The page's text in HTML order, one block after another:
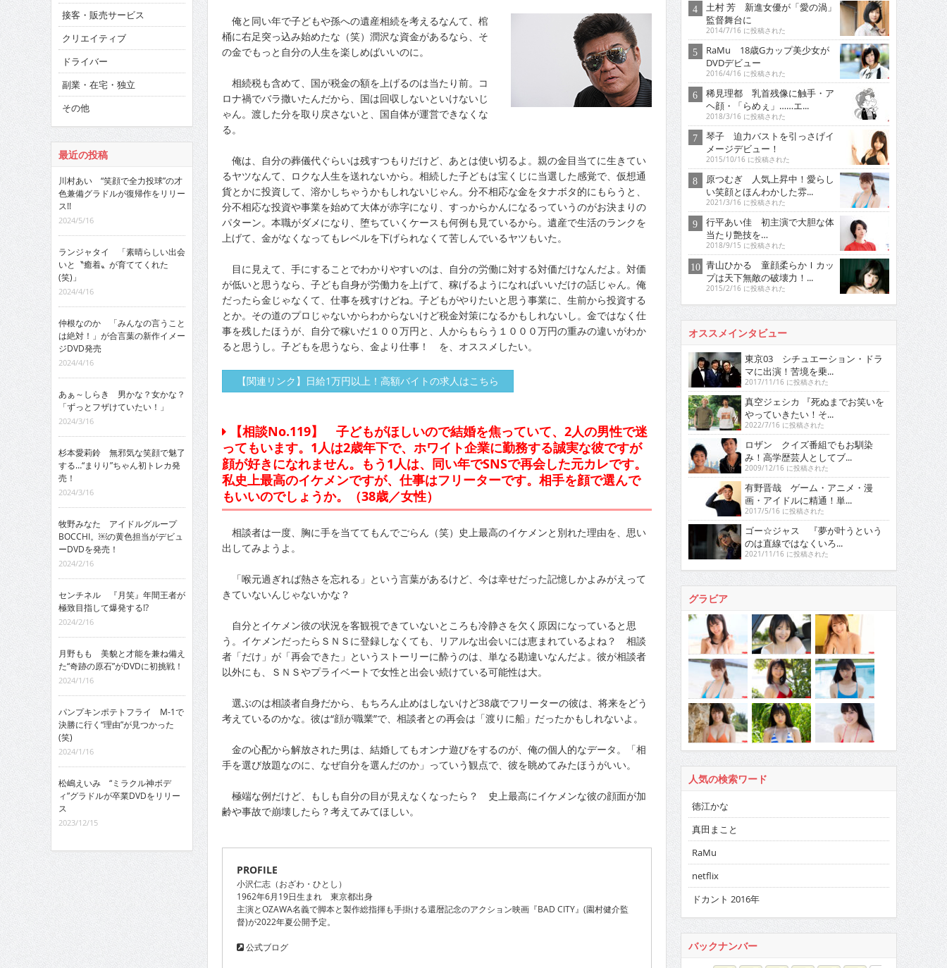
俺と同い年で子どもや孫への遺産相続を考えるなんて、棺
桶に右足突っ込み始めたな（笑）潤沢な資金があるなら、そ
の金でもっと自分の人生を楽しめばいいのに。
相続税も含めて、国が税金の額を上げるのは当たり前。コ
ロナ禍でバラ撒いたんだから、国は回収しないといけないじ
ゃん。渡した分を取り戻さないと、国自体が運営できなくな
る。
俺は、自分の葬儀代ぐらいは残すつもりだけど、あとは使い切るよ。親の金目当てに生きてい
るヤツなんて、ロクな人生を送れないから。相続した子どもは宝くじに当選した感覚で、仮想通
貨とかに投資して、溶かしちゃうかもしれないじゃん。分不相応な金をタナボタ的にもらうと、
分不相応な投資や事業を始めて大体が赤字になり、すっからかんになるっていうのがお決まりの
パターン。本職がダメになり、堕ちていくケースも何例も見ているから。遺産で生活のランクを
上げて、金がなくなってもレベルを下げられなくて苦しんでいるヤツもいた。
目に見えて、手にすることでわかりやすいのは、自分の労働に対する対価だけなんだよ。対価
が低いと思うなら、子ども自身が労働力を上げて、稼げるようになればいいだけの話じゃん。俺
だったら金じゃなくて、仕事を残すけどね。子どもがやりたいと思う事業に、生前から投資する
とか。その道のプロじゃないからわからないけど税金対策になるかもしれないし。金ではなく仕
事を残したほうが、自分で稼いだ１００万円と、人からもらう１０００万円の重みの違いがわか
ると思うし。子どもを思うなら、金より仕事！ を、オススメしたい。
【関連リンク】日給1万円以上！高額バイトの求人はこちら
【相談No.119】 子どもがほしいので結婚を焦っていて、2人の男性で迷
ってもいます。1人は2歳年下で、ホワイト企業に勤務する誠実な彼ですが
顔が好きになれません。もう1人は、同い年でSNSで再会した元カレです。
私史上最高のイケメンですが、仕事はフリーターです。相手を顔で選んで
もいいのでしょうか。（38歳／女性）
相談者は一度、胸に手を当ててもんでごらん（笑）史上最高のイケメンと別れた理由を、思い
出してみようよ。
「喉元過ぎれば熱さを忘れる」という言葉があるけど、今は幸せだった記憶しかよみがえって
きていないんじゃないかな？
自分とイケメン彼の状況を客観視できていないところも冷静さを欠く原因になっていると思
う。イケメンだったらＳＮＳに登録しなくても、リアルな出会いには恵まれているよね？ 相談
者「だけ」が「再会できた」というストーリーに酔うのは、単なる勘違いなんだよ。彼が相談者
以外にも、ＳＮＳやプライベートで女性と出会い続けている可能性は大。
選ぶのは相談者自身だから、もちろん止めはしないけど38歳でフリーターの彼は、将来をどう
考えているのかな。彼は“顔が職業”で、相談者との再会は「渡りに船」だったかもしれないよ。
金の心配から解放された男は、結婚してもオンナ遊びをするのが、俺の個人的なデータ。「相
手を選び放題なのに、なぜ自分を選んだのか」っていう観点で、彼を眺めてみたほうがいい。
極端な例だけど、もしも自分の目が見えなくなったら？ 史上最高にイケメンな彼の顔面が加
齢や事故で崩壊したら？考えてみてほしい。
PROFILE
小沢仁志（おざわ・ひとし）
1962年6月19日生まれ 東京都出身
主演とOZAWA名義で脚本と製作総指揮も手掛ける還暦記念のアクション映画『BAD CITY』(園村健介監
督)が2022年夏公開予定。
公式ブログ
接客・販売サービス
クリエイティブ
ドライバー
副業・在宅・独立
その他
最近の投稿
川村あい “笑顔で全力投球”の才
色兼備グラドルが復帰作をリリー
ス!!
2024/5/16
ランジャタイ 「素晴らしい出会
いと〝癒着〟が育ててくれた
(笑)」
2024/4/16
仲根なのか 「みんなの言うこと
は絶対！」が合言葉の新作イメー
ジDVD発売
2024/4/16
あぁ～しらき 男かな？女かな？
「ずっとフザけていたい！」
2024/3/16
杉本愛莉鈴 無邪気な笑顔で魅了
する…“まりり”ちゃん初トレカ発
売！
2024/3/16
牧野みなた アイドルグループ
BOCCHI。￼の黄色担当がデビュ
ーDVDを発売！
2024/2/16
センチネル 『月笑』年間王者が
極致目指して爆発する!?
2024/2/16
月野もも 美貌と才能を兼ね備え
た“奇跡の原石”がDVDに初挑戦！
2024/1/16
パンプキンポテトフライ M-1で
決勝に行く“理由”が見つかった
(笑)
2024/1/16
松嶋えいみ “ミラクル神ボデ
ィ”グラドルが卒業DVDをリリー
ス
2023/12/15
土村 芳 新進女優が「愛の渦」
監督舞台に
2014/7/16 に投稿された
RaMu 18歳Gカップ美少女が
DVDデビュー
2016/4/16 に投稿された
稀見理都 乳首残像に触手・ア
ヘ顔・「らめぇ」……エ...
2018/3/16 に投稿された
琴子 迫力バストを引っさげイ
メージデビュー！
2015/10/16 に投稿された
原つむぎ 人気上昇中！愛らし
い笑顔とほんわかした雰...
2021/3/16 に投稿された
行平あい佳 初主演で大胆な体
当たり艶技を…
2018/9/15 に投稿された
青山ひかる 童顔柔らかＩカッ
プは天下無敵の破壊力！...
2015/2/16 に投稿された
オススメインタビュー
東京03 シチュエーション・ドラ
マに出演！苦境を乗...
2017/11/16 に投稿された
真空ジェシカ 『死ぬまでお笑いを
やっていきたい！そ...
2022/7/16 に投稿された
ロザン クイズ番組でもお馴染
み！高学歴芸人としてブ...
2009/12/16 に投稿された
有野晋哉 ゲーム・アニメ・漫
画・アイドルに精通！単...
2017/5/16 に投稿された
ゴー☆ジャス 『夢が叶うという
のは直線ではなくいろ...
2021/11/16 に投稿された
グラビア
人気の検索ワード
徳江かな
真田まこと
RaMu
netflix
ドカント 2016年
バックナンバー